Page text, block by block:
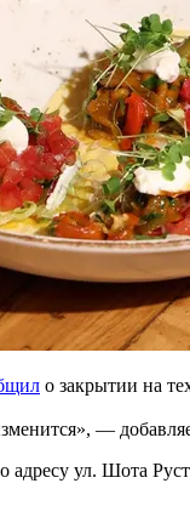
о закрытии на
—
адресу ул. Шота